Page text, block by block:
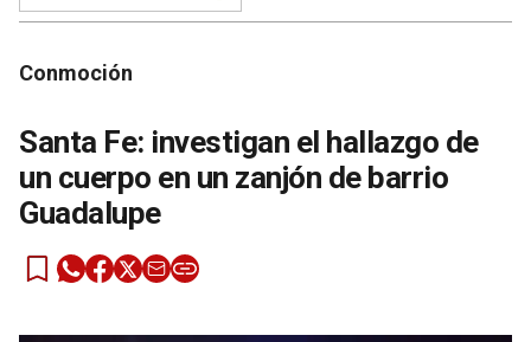
Conmoción
Santa Fe: investigan el hallazgo de
un cuerpo en un zanjón de barrio
Guadalupe